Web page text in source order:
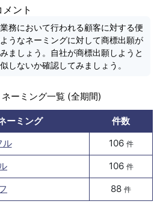
ント
務において行われる顧客に対する便
うなネーミングに対して商標出願が
ましょう。自社が商標出願しようと
しないか確認してみましょう。
ーミング一覧 (全期間)
ーミング
件数
ル
106 件
106 件
88 件